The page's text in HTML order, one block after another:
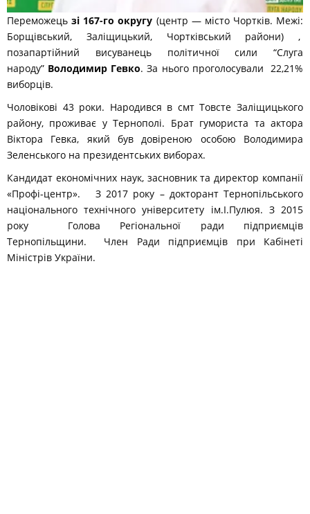
Переможець зі 167-го округу (центр — місто Чортків. Межі:
Борщівський, Заліщицький, Чортківський райони) ,
позапартійний висуванець політичної сили “Слуга
народу” Володимир Гевко. За нього проголосували 22,21%
виборців.
Чоловікові 43 роки. Народився в смт Товсте Заліщицького
району, проживає у Тернополі. Брат гумориста та актора
Віктора Гевка, який був довіреною особою Володимира
Зеленського на президентських виборах.
Кандидат економічних наук, засновник та директор компанії
«Профі-центр». З 2017 року – докторант Тернопільського
національного технічного університету ім.І.Пулюя. З 2015
року Голова Регіональної ради підприємців
Тернопільщини. Член Ради підприємців при Кабінеті
Міністрів України.